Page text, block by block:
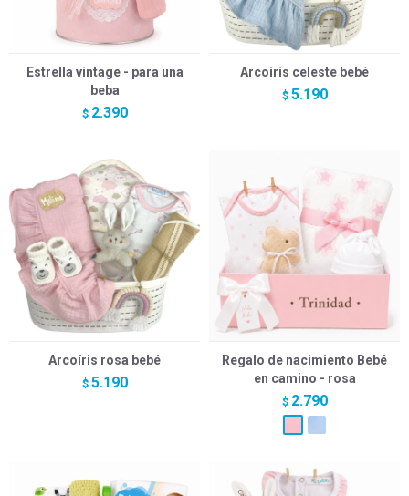
Estrella vintage - para una
beba
$ 2.390
Arcoíris celeste bebé
$ 5.190
Arcoíris rosa bebé
$ 5.190
Regalo de nacimiento Bebé
en camino - rosa
$ 2.790